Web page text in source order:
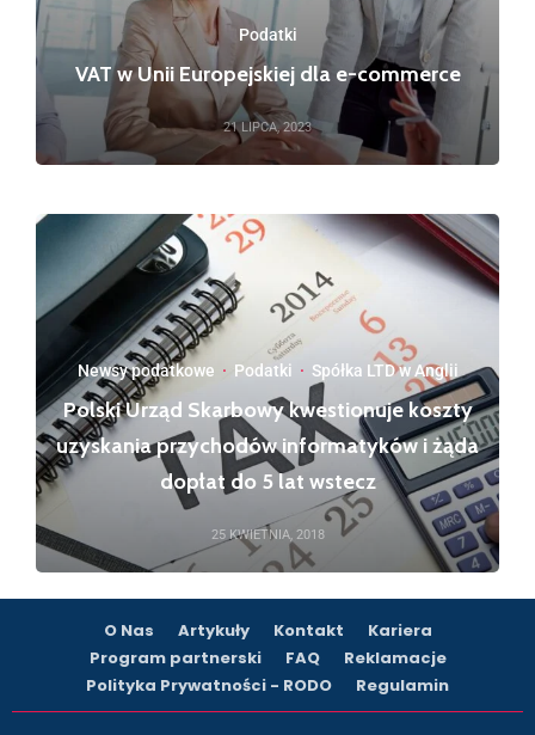
Podatki
VAT w Unii Europejskiej dla e-commerce
21 LIPCA, 2023
Newsy podatkowe · Podatki · Spółka LTD w Anglii
Polski Urząd Skarbowy kwestionuje koszty
uzyskania przychodów informatyków i żąda
dopłat do 5 lat wstecz
25 KWIETNIA, 2018
O Nas Artykuły Kontakt
Kariera
Program partnerski
FAQ
Reklamacje
Polityka Prywatności - RODO
Regulamin